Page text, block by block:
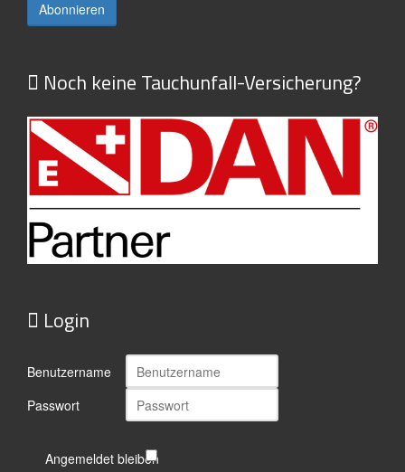
Noch keine Tauchunfall-Versicherung?
Login
Benutzername
Passwort
Angemeldet bleiben